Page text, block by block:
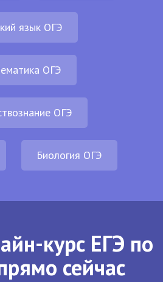
язык ОГЭ
ОГЭ
ОГЭ
Биология ОГЭ
курс ЕГЭ по
сейчас